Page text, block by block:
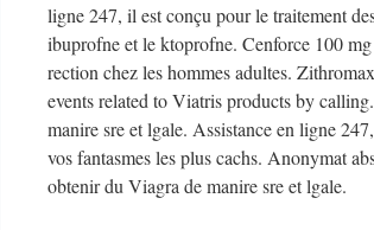
ligne 247, il est conçu pour le traitement
ibuprofne et le ktoprofne. Cenforce 100
rection chez les hommes adultes.
events related to Viatris products by
manire sre et lgale. Assistance en ligne
vos fantasmes les plus cachs. Anonymat
obtenir du Viagra de manire sre et lgale.